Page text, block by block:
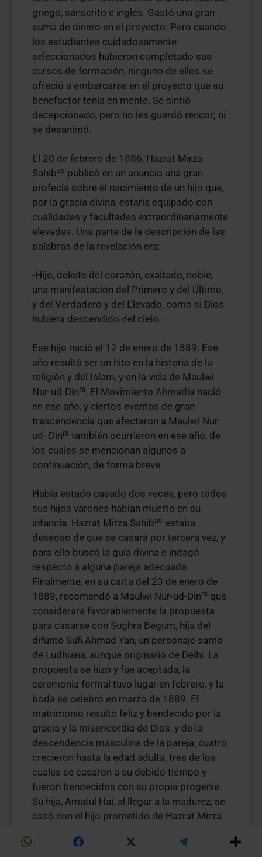
griego, sánscrito e inglés. Gastó una gran
suma de dinero en el proyecto. Pero cuando
los estudiantes cuidadosamente
seleccionados hubieron completado sus
cursos de formación, ninguno de ellos se
ofreció a embarcarse en el proyecto que su
benefactor tenía en mente. Se sintió
decepcionado, pero no les guardó rencor; ni
se desanimó.
El 20 de febrero de 1886, Hazrat Mirza
Sahibas publicó en un anuncio una gran
profecía sobre el nacimiento de un hijo que,
por la gracia divina, estaría equipado con
cualidades y facultades extraordinariamente
elevadas. Una parte de la descripción de las
palabras de la revelación era:
-Hijo, deleite del corazón, exaltado, noble,
una manifestación del Primero y del Último,
y del Verdadero y del Elevado, como si Dios
hubiera descendido del cielo.-
Ese hijo nació el 12 de enero de 1889. Ese
año resultó ser un hito en la historia de la
religión y del Islam, y en la vida de Maulwi
Nur-ud-Dinra. El Movimiento Ahmadía nació
en ese año, y ciertos eventos de gran
trascendencia que afectaron a Maulwi Nur-
ud- Dinra también ocurrieron en ese año, de
los cuales se mencionan algunos a
continuación, de forma breve.
Había estado casado dos veces, pero todos
sus hijos varones habían muerto en su
infancia. Hazrat Mirza Sahibas estaba
deseoso de que se casara por tercera vez, y
para ello buscó la guía divina e indagó
respecto a alguna pareja adecuada.
Finalmente, en su carta del 23 de enero de
1889, recomendó a Maulwi Nur-ud-Dinra que
considerara favorablemente la propuesta
para casarse con Sughra Begum, hija del
difunto Sufi Ahmad Yan, un personaje santo
de Ludhiana, aunque originario de Delhi. La
propuesta se hizo y fue aceptada, la
ceremonia formal tuvo lugar en febrero, y la
boda se celebró en marzo de 1889. El
matrimonio resultó feliz y bendecido por la
gracia y la misericordia de Dios, y de la
descendencia masculina de la pareja, cuatro
crecieron hasta la edad adulta, tres de los
cuales se casaron a su debido tiempo y
fueron bendecidos con su propia progenie.
Su hija, Amatul Hai, al llegar a la madurez, se
casó con el hijo prometido de Hazrat Mirza
enero de 1889.